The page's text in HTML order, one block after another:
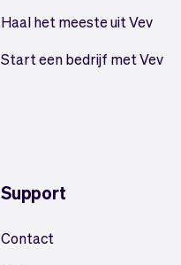
Haal het meeste uit Vev
Start een bedrijf met Vev
Support
Contact